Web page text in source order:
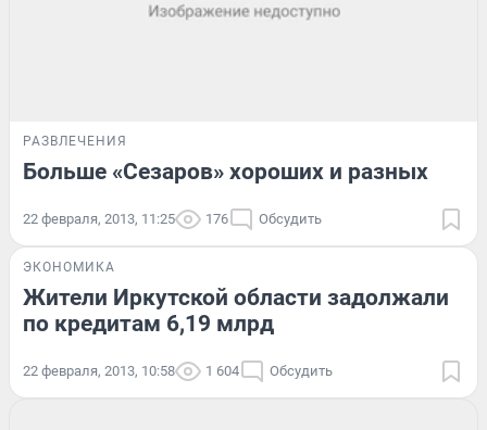
РАЗВЛЕЧЕНИЯ
Больше «Сезаров» хороших и разных
22 февраля, 2013, 11:25 176 Обсудить
ЭКОНОМИКА
Жители Иркутской области задолжали
по кредитам 6,19 млрд
22 февраля, 2013, 10:58 1 604 Обсудить